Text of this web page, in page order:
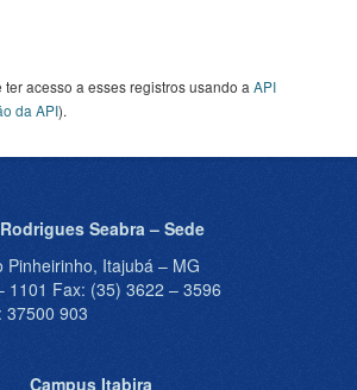
ter acesso a esses registros usando a API
da API).
Seabra – Sede
Pinheirinho, Itajubá – MG
1101 Fax: (35) 3622 – 3596
37500 903
Campus Itabira